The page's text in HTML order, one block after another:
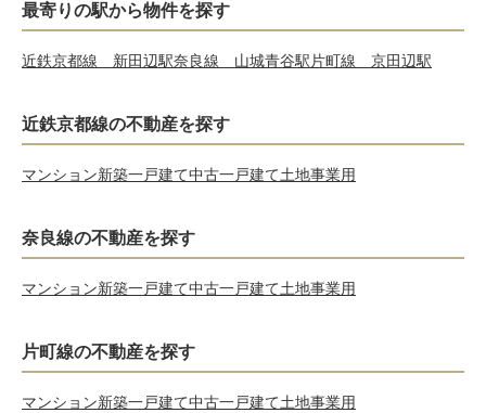
最寄りの駅から物件を探す
近鉄京都線 新田辺駅奈良線 山城青谷駅片町線 京田辺駅
近鉄京都線の不動産を探す
マンション新築一戸建て中古一戸建て土地事業用
奈良線の不動産を探す
マンション新築一戸建て中古一戸建て土地事業用
片町線の不動産を探す
マンション新築一戸建て中古一戸建て土地事業用